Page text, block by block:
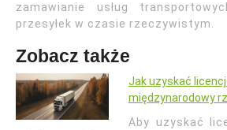
zamawianie usług
przesyłek w czasie rzeczywistym.
Zobacz także
Jak uzyskać
międzynarodowy
Aby uzyskać